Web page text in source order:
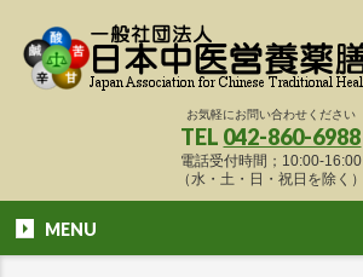
お気軽にお問い合わせください
TEL 042-860-6988
電話受付時間；10:00-16:00
（水・土・日・祝日を除く）
MENU